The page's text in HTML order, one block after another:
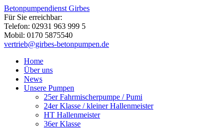
Betonpumpendienst Girbes
Für Sie erreichbar:
Telefon: 02931 963 999 5
Mobil: 0170 5875540
vertrieb@girbes-betonpumpen.de
Home
Über uns
News
Unsere Pumpen
25er Fahrmischerpumpe / Pumi
24er Klasse / kleiner Hallenmeister
HT Hallenmeister
36er Klasse